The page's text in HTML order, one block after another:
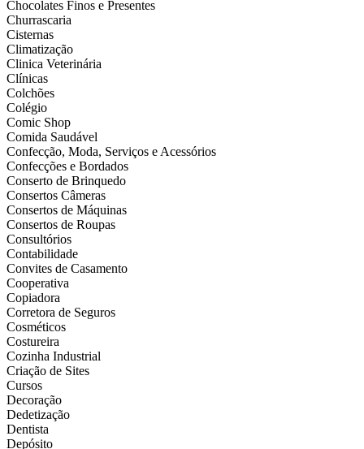
Chocolates Finos e Presentes
Churrascaria
Cisternas
Climatização
Clinica Veterinária
Clínicas
Colchões
Colégio
Comic Shop
Comida Saudável
Confecção, Moda, Serviços e Acessórios
Confecções e Bordados
Conserto de Brinquedo
Consertos Câmeras
Consertos de Máquinas
Consertos de Roupas
Consultórios
Contabilidade
Convites de Casamento
Cooperativa
Copiadora
Corretora de Seguros
Cosméticos
Costureira
Cozinha Industrial
Criação de Sites
Cursos
Decoração
Dedetização
Dentista
Depósito